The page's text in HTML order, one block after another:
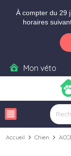
À compter du 29
horaires
Mon véto
view_headline
Accueil chevron_right Chien chevron_right